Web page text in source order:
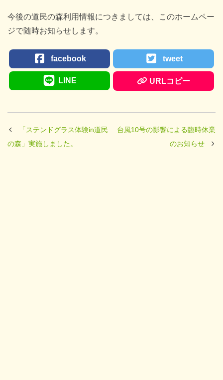
今後の道民の森利用情報につきましては、このホームペー
ジで随時お知らせします。
facebook tweet
LINE URLコピー
「ステンドグラス体験in道民
の森」実施しました。
台風10号の影響による臨時休業
のお知らせ